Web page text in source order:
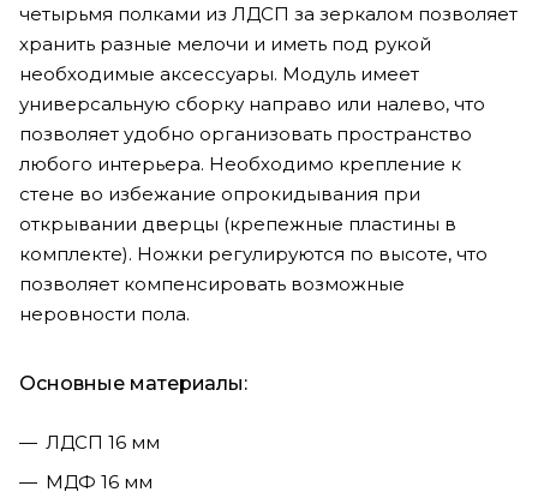
четырьмя полками из ЛДСП за зеркалом позволяет
хранить разные мелочи и иметь под рукой
необходимые аксессуары. Модуль имеет
универсальную сборку направо или налево, что
позволяет удобно организовать пространство
любого интерьера. Необходимо крепление к
стене во избежание опрокидывания при
открывании дверцы (крепежные пластины в
комплекте). Ножки регулируются по высоте, что
позволяет компенсировать возможные
неровности пола.
Основные материалы:
ЛДСП 16 мм
МДФ 16 мм